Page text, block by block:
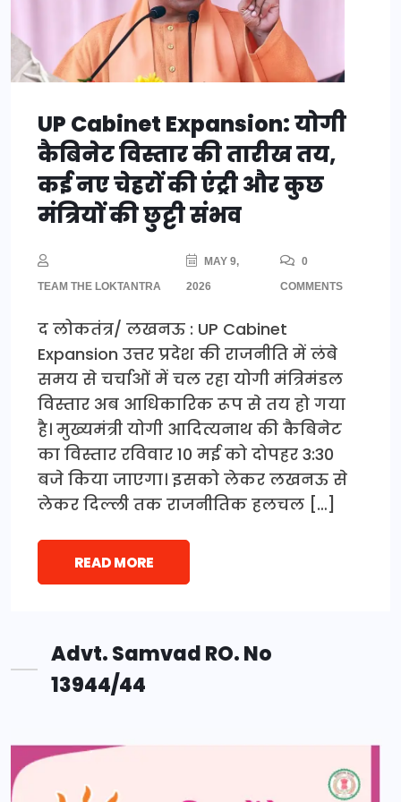
UP Cabinet Expansion: योगी
कैबिनेट विस्तार की तारीख तय,
कई नए चेहरों की एंट्री और कुछ
मंत्रियों की छुट्टी संभव
TEAM THE LOKTANTRA
MAY 9,
2026
0
COMMENTS
द लोकतंत्र/ लखनऊ : UP Cabinet
Expansion उत्तर प्रदेश की राजनीति में लंबे
समय से चर्चाओं में चल रहा योगी मंत्रिमंडल
विस्तार अब आधिकारिक रूप से तय हो गया
है। मुख्यमंत्री योगी आदित्यनाथ की कैबिनेट
का विस्तार रविवार 10 मई को दोपहर 3:30
बजे किया जाएगा। इसको लेकर लखनऊ से
लेकर दिल्ली तक राजनीतिक हलचल […]
READ MORE
Advt. Samvad RO. No
13944/44